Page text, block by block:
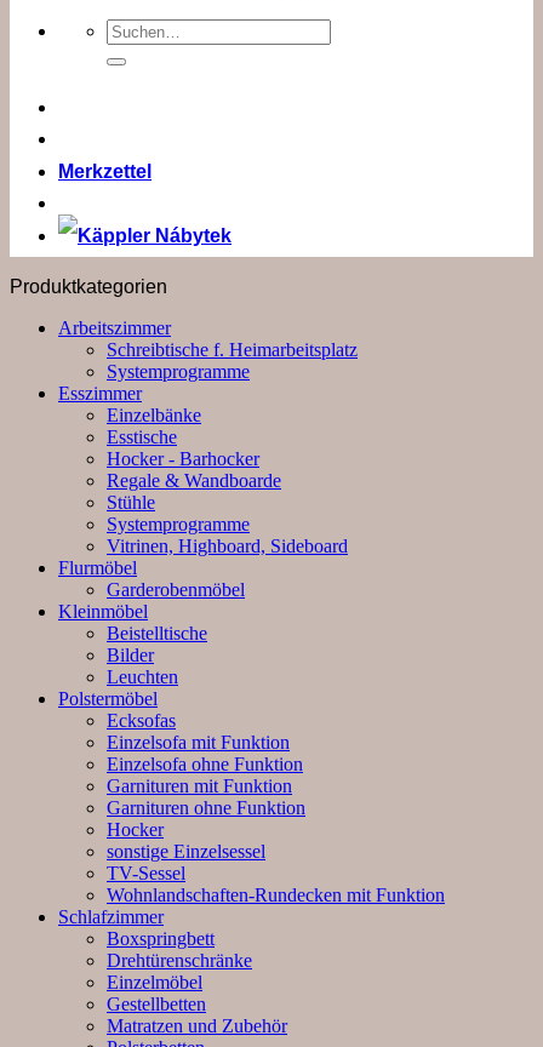
Suchen
nach:
Merkzettel
Produktkategorien
Arbeitszimmer
Schreibtische f. Heimarbeitsplatz
Systemprogramme
Esszimmer
Einzelbänke
Esstische
Hocker - Barhocker
Regale & Wandboarde
Stühle
Systemprogramme
Vitrinen, Highboard, Sideboard
Flurmöbel
Garderobenmöbel
Kleinmöbel
Beistelltische
Bilder
Leuchten
Polstermöbel
Ecksofas
Einzelsofa mit Funktion
Einzelsofa ohne Funktion
Garnituren mit Funktion
Garnituren ohne Funktion
Hocker
sonstige Einzelsessel
TV-Sessel
Wohnlandschaften-Rundecken mit Funktion
Schlafzimmer
Boxspringbett
Drehtürenschränke
Einzelmöbel
Gestellbetten
Matratzen und Zubehör